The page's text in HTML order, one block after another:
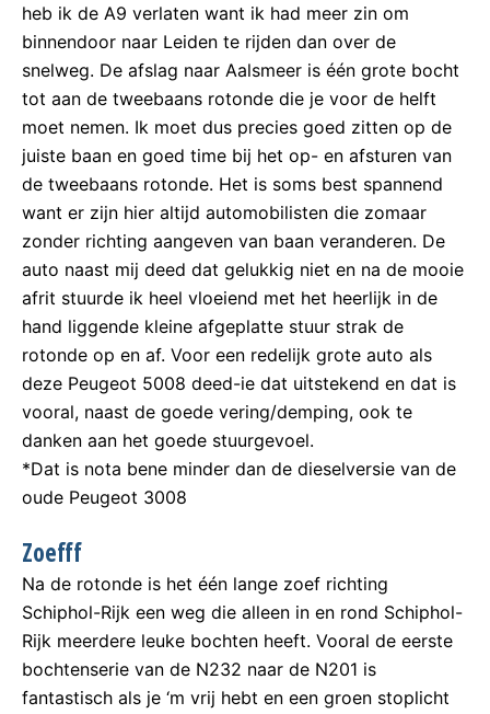
heb ik de A9 verlaten want ik had meer zin om
binnendoor naar Leiden te rijden dan over de
snelweg. De afslag naar Aalsmeer is één grote bocht
tot aan de tweebaans rotonde die je voor de helft
moet nemen. Ik moet dus precies goed zitten op de
juiste baan en goed time bij het op- en afsturen van
de tweebaans rotonde. Het is soms best spannend
want er zijn hier altijd automobilisten die zomaar
zonder richting aangeven van baan veranderen. De
auto naast mij deed dat gelukkig niet en na de mooie
afrit stuurde ik heel vloeiend met het heerlijk in de
hand liggende kleine afgeplatte stuur strak de
rotonde op en af. Voor een redelijk grote auto als
deze Peugeot 5008 deed-ie dat uitstekend en dat is
vooral, naast de goede vering/demping, ook te
danken aan het goede stuurgevoel.
*Dat is nota bene minder dan de dieselversie van de
oude Peugeot 3008
Zoefff
Na de rotonde is het één lange zoef richting
Schiphol-Rijk een weg die alleen in en rond Schiphol-
Rijk meerdere leuke bochten heeft. Vooral de eerste
bochtenserie van de N232 naar de N201 is
fantastisch als je ‘m vrij hebt en een groen stoplicht